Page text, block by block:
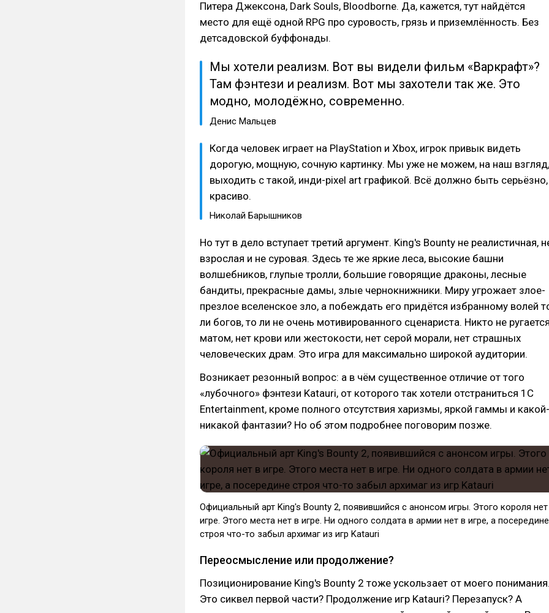
Питера Джексона, Dark Souls, Bloodborne. Да, кажется, тут найдётся
место для ещё одной RPG про суровость, грязь и приземлённость. Без
детсадовской буффонады.
Мы хотели реализм. Вот вы видели фильм «Варкрафт»?
Там фэнтези и реализм. Вот мы захотели так же. Это
модно, молодёжно, современно.
Денис Мальцев
Когда человек играет на PlayStation и Xbox, игрок привык видеть
дорогую, мощную, сочную картинку. Мы уже не можем, на наш взгляд,
выходить с такой, инди-pixel art графикой. Всё должно быть серьёзно,
красиво.
Николай Барышников
Но тут в дело вступает третий аргумент. King's Bounty не реалистичная,
взрослая и не суровая. Здесь те же яркие леса, высокие башни
волшебников, глупые тролли, большие говорящие драконы, лесные
бандиты, прекрасные дамы, злые чернокнижники. Миру угрожает злое-
презлое вселенское зло, а побеждать его придётся избранному волей
ли богов, то ли не очень мотивированного сценариста. Никто не
матом, нет крови или жестокости, нет серой морали, нет страшных
человеческих драм. Это игра для максимально широкой аудитории.
Возникает резонный вопрос: а в чём существенное отличие от того
«лубочного» фэнтези Katauri, от которого так хотели отстраниться 1С
Entertainment, кроме полного отсутствия харизмы, яркой гаммы и какой-
никакой фантазии? Но об этом подробнее поговорим позже.
Официальный арт King's Bounty 2, появившийся с анонсом игры. Этого короля
игре. Этого места нет в игре. Ни одного солдата в армии нет в игре, а посередине
строя что-то забыл архимаг из игр Katauri
Переосмысление или продолжение?
Позиционирование King's Bounty 2 тоже ускользает от моего
Это сиквел первой части? Продолжение игр Katauri? Перезапуск? А